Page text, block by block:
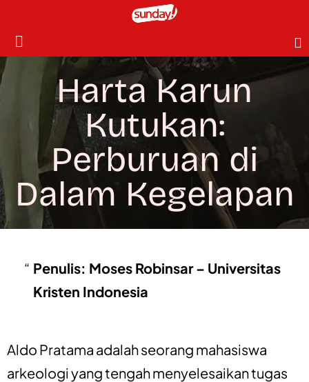
Harta Karun
Kutukan:
Perburuan di
Dalam Kegelapan
Penulis: Moses Robinsar – Universitas
Kristen Indonesia
Aldo Pratama adalah seorang mahasiswa
arkeologi yang tengah menyelesaikan tugas